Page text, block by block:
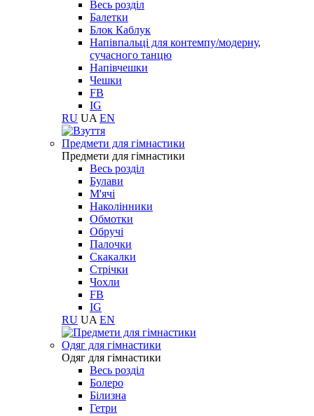
Весь розділ
Балетки
Блок Каблук
Напівпальці для контемпу/модерну,
сучасного танцю
Напівчешки
Чешки
FB
IG
RU UA EN
Предмети для гімнастики
Предмети для гімнастики
Весь розділ
Булави
М'ячі
Наколінники
Обмотки
Обручі
Палочки
Скакалки
Стрічки
Чохли
FB
IG
RU UA EN
Одяг для гімнастики
Одяг для гімнастики
Весь розділ
Болеро
Білизна
Гетри